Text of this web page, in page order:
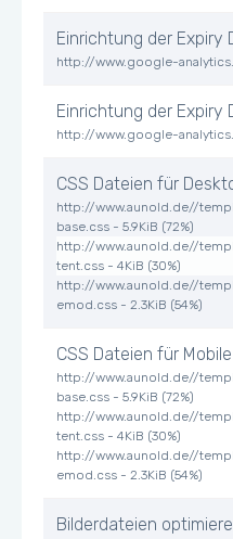
Einrichtung der Expiry
http://www.google-
Einrichtung der Expiry
http://www.google-
CSS Dateien für
http://www.aunold.de//
base.css - 5.9KiB (72%)
http://www.aunold.de//
tent.css - 4KiB (30%)
http://www.aunold.de//
emod.css - 2.3KiB (54%)
CSS Dateien für
http://www.aunold.de//
base.css - 5.9KiB (72%)
http://www.aunold.de//
tent.css - 4KiB (30%)
http://www.aunold.de//
emod.css - 2.3KiB (54%)
Bilderdateien